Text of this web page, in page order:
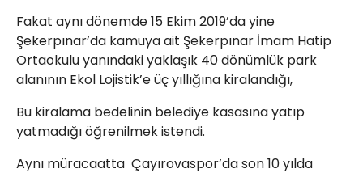
Fakat aynı dönemde 15 Ekim 2019’da yine
Şekerpınar’da kamuya ait Şekerpınar İmam Hatip
Ortaokulu yanındaki yaklaşık 40 dönümlük park
alanının Ekol Lojistik’e üç yıllığına kiralandığı,
Bu kiralama bedelinin belediye kasasına yatıp
yatmadığı öğrenilmek istendi.
Aynı müracaatta Çayırovaspor’da son 10 yılda